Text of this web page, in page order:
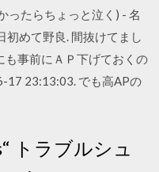
ったらちょっと泣く) - 名
めて野良. 間抜けてまし
も事前にＡＰ下げておくの
17 23:13:03. でも高APの
トラブルシュ